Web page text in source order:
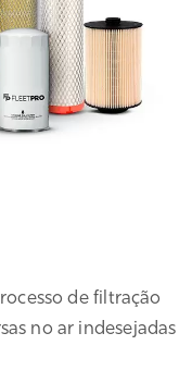
de filtração
no ar indesejadas